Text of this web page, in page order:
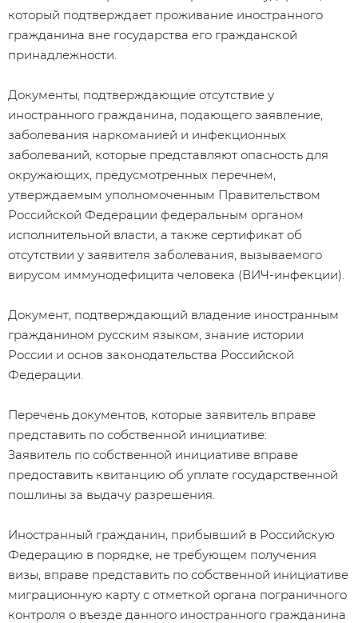
который подтверждает проживание иностранного
гражданина вне государства его гражданской
принадлежности.
Документы, подтверждающие отсутствие у
иностранного гражданина, подающего заявление,
заболевания наркоманией и инфекционных
заболеваний, которые представляют опасность для
окружающих, предусмотренных перечнем,
утверждаемым уполномоченным Правительством
Российской Федерации федеральным органом
исполнительной власти, а также сертификат об
отсутствии у заявителя заболевания, вызываемого
вирусом иммунодефицита человека (ВИЧ-инфекции).
Документ, подтверждающий владение иностранным
гражданином русским языком, знание истории
России и основ законодательства Российской
Федерации.
Перечень документов, которые заявитель вправе
представить по собственной инициативе:
Заявитель по собственной инициативе вправе
предоставить квитанцию об уплате государственной
пошлины за выдачу разрешения.
Иностранный гражданин, прибывший в Российскую
Федерацию в порядке, не требующем получения
визы, вправе представить по собственной инициативе
миграционную карту с отметкой органа пограничного
контроля о въезде данного иностранного гражданина